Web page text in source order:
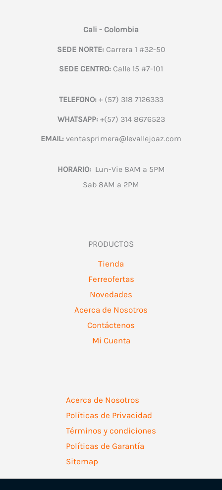
Cali - Colombia
SEDE NORTE:Carrera 1 #32-50
SEDE CENTRO: Calle 15 #7-101
TELEFONO:+ (57) 318 7126333
WHATSAPP:+(57) 314 8676523
EMAIL: ventasprimera@levallejoaz.com
HORARIO:Lun-Vie 8AM a 5PM
Sab 8AM a 2PM
PRODUCTOS
Tienda
Ferreofertas
Novedades
Acerca de Nosotros
Contáctenos
Mi Cuenta
Acerca de Nosotros
Políticas de Privacidad
Términos y condiciones
Políticas de Garantía
Sitemap